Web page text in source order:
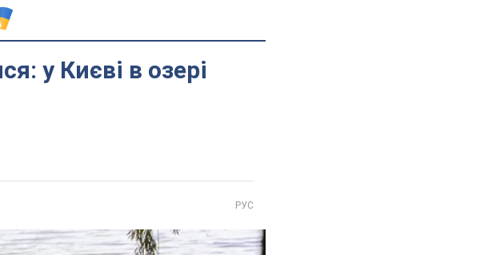
у Києві в озері
РУС